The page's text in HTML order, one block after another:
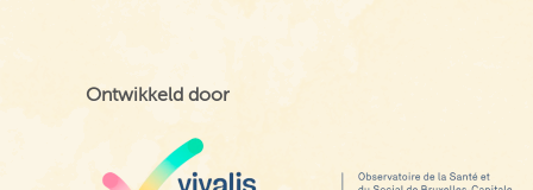
Ontwikkeld door